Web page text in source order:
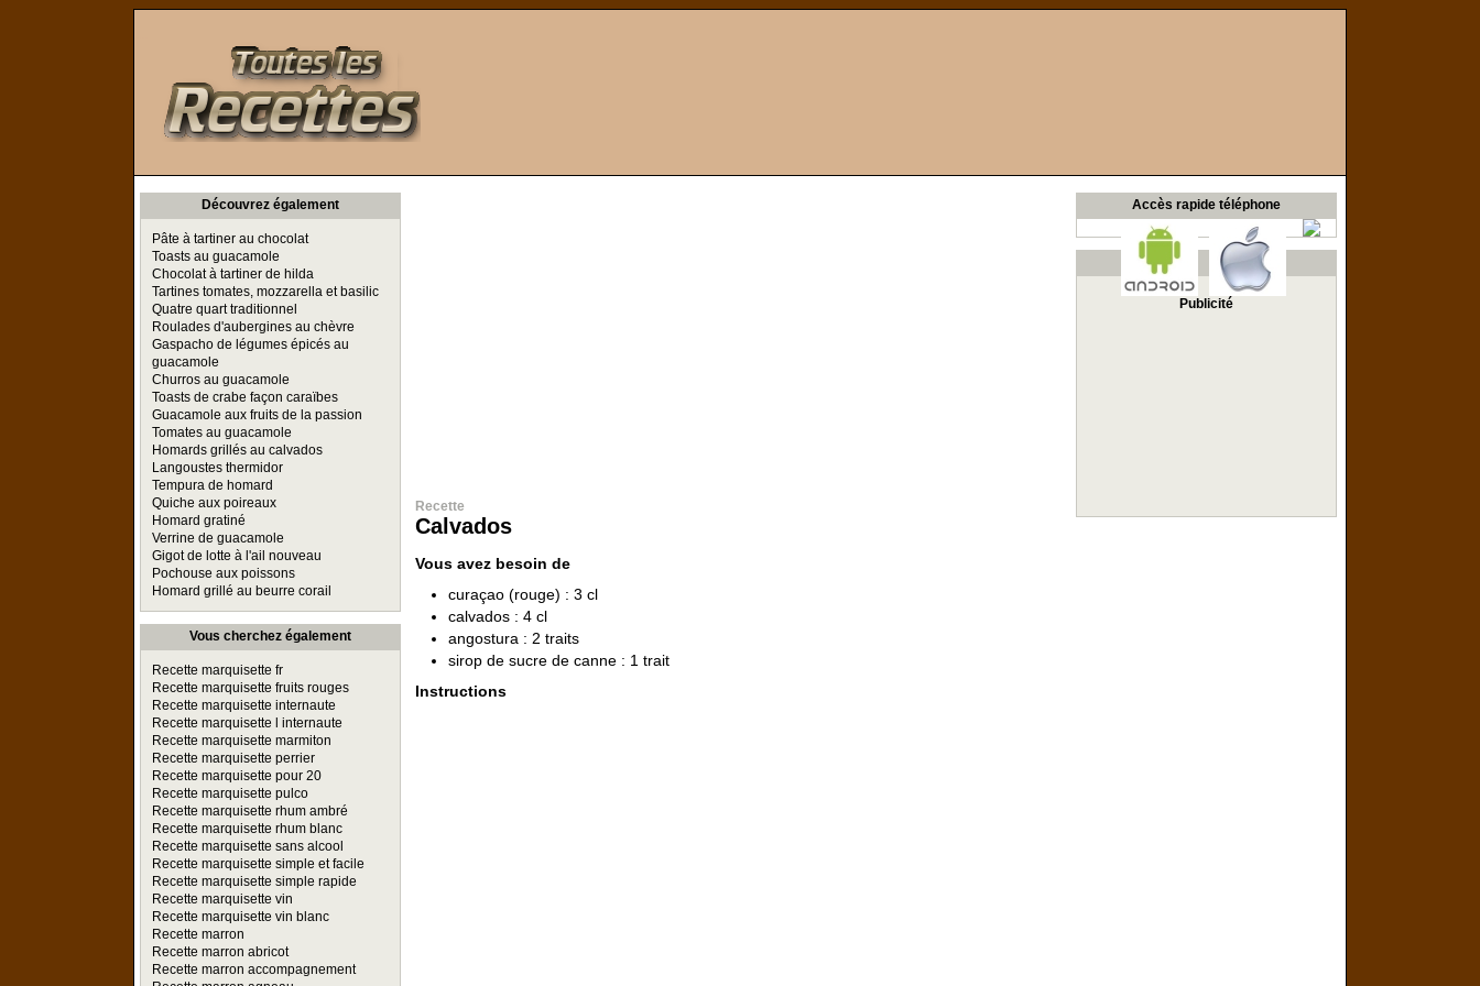
Découvrez également
Pâte à tartiner au chocolat
Toasts au guacamole
Chocolat à tartiner de hilda
Tartines tomates, mozzarella et basilic
Quatre quart traditionnel
Roulades d'aubergines au chèvre
Gaspacho de légumes épicés au
guacamole
Churros au guacamole
Toasts de crabe façon caraïbes
Guacamole aux fruits de la passion
Tomates au guacamole
Homards grillés au calvados
Langoustes thermidor
Tempura de homard
Quiche aux poireaux
Homard gratiné
Verrine de guacamole
Gigot de lotte à l'ail nouveau
Pochouse aux poissons
Homard grillé au beurre corail
Vous cherchez également
Recette marquisette fr
Recette marquisette fruits rouges
Recette marquisette internaute
Recette marquisette l internaute
Recette marquisette marmiton
Recette marquisette perrier
Recette marquisette pour 20
Recette marquisette pulco
Recette marquisette rhum ambré
Recette marquisette rhum blanc
Recette marquisette sans alcool
Recette marquisette simple et facile
Recette marquisette simple rapide
Recette marquisette vin
Recette marquisette vin blanc
Recette marron
Recette marron abricot
Recette marron accompagnement
Recette
Calvados
Vous avez besoin de
curaçao (rouge) : 3 cl
calvados : 4 cl
angostura : 2 traits
sirop de sucre de canne : 1 trait
Instructions
Accès rapide téléphone
Publicité